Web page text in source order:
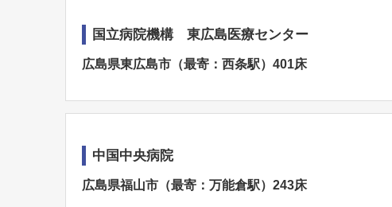
国立病院機構 東広島医療センター
広島県東広島市（最寄：西条駅）401床
中国中央病院
広島県福山市（最寄：万能倉駅）243床